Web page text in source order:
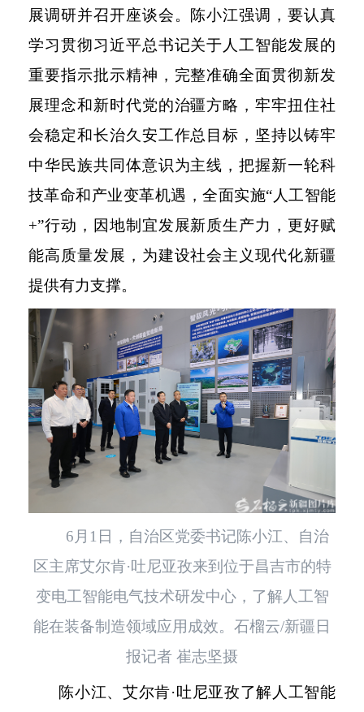
展调研并召开座谈会。陈小江强调，要认真
学习贯彻习近平总书记关于人工智能发展的
重要指示批示精神，完整准确全面贯彻新发
展理念和新时代党的治疆方略，牢牢扭住社
会稳定和长治久安工作总目标，坚持以铸牢
中华民族共同体意识为主线，把握新一轮科
技革命和产业变革机遇，全面实施“人工智能
+”行动，因地制宜发展新质生产力，更好赋
能高质量发展，为建设社会主义现代化新疆
提供有力支撑。
6月1日，自治区党委书记陈小江、自治
区主席艾尔肯·吐尼亚孜来到位于昌吉市的特
变电工智能电气技术研发中心，了解人工智
能在装备制造领域应用成效。石榴云/新疆日
报记者 崔志坚摄
陈小江、艾尔肯·吐尼亚孜了解人工智能